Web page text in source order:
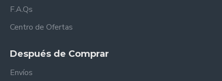
F.A.Qs
Centro de Ofertas
Después de Comprar
Envíos